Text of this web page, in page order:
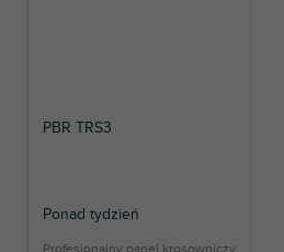
PBR TRS3
Ponad tydzień
Profesjonalny panel krosowniczy